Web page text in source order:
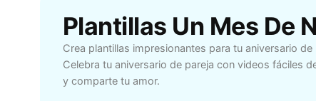
Plantillas Un Mes De
Crea plantillas impresionantes para tu aniversario
Celebra tu aniversario de pareja con videos fáciles
y comparte tu amor.